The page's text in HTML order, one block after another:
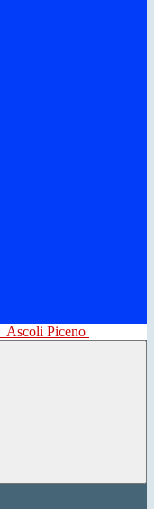
Ascoli Piceno